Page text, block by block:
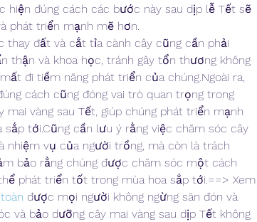
hiện đúng cách các bước này sau dịp lễ Tết sẽ
phát triển mạnh mẽ hơn.
thay đất và cắt tỉa cành cây cũng cần phải
thận và khoa học, tránh gây tổn thương không
đi tiềm năng phát triển của chúng.Ngoài ra,
cách cũng đóng vai trò quan trọng trong
vàng sau Tết, giúp chúng phát triển mạnh
tới.Cũng cần lưu ý rằng việc chăm sóc cây
nhiệm vụ của người trồng, mà còn là trách
bảo rằng chúng được chăm sóc một cách
phát triển tốt trong mùa hoa sắp tới.==> Xem
được mọi người không ngừng săn đón và
và bảo dưỡng cây mai vàng sau dịp Tết không